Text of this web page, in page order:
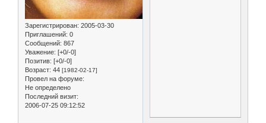
Зарегистрирован: 2005-03-30
Приглашений: 0
Сообщений: 867
Уважение: [+0/-0]
Позитив: [+0/-0]
Возраст: 44 [1982-02-17]
Провел на форуме:
Не определено
Последний визит:
2006-07-25 09:12:52